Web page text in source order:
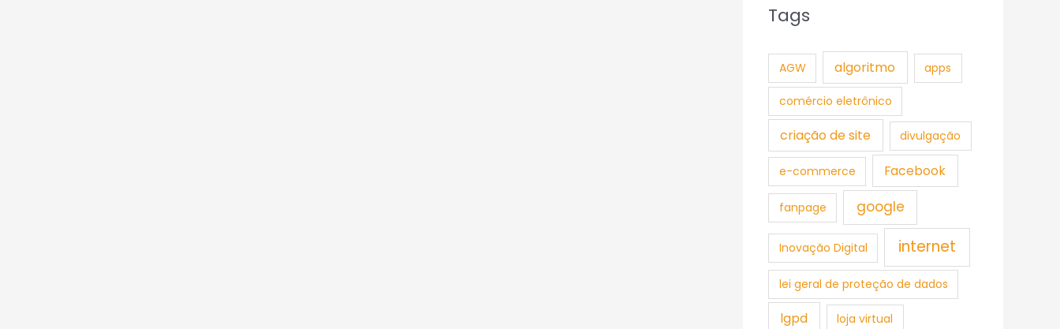
Tags
AGW algoritmo apps
comércio eletrônico
criação de site divulgação
e-commerce Facebook
fanpage google
Inovação Digital internet
lei geral de proteção de dados
lgpd loja virtual